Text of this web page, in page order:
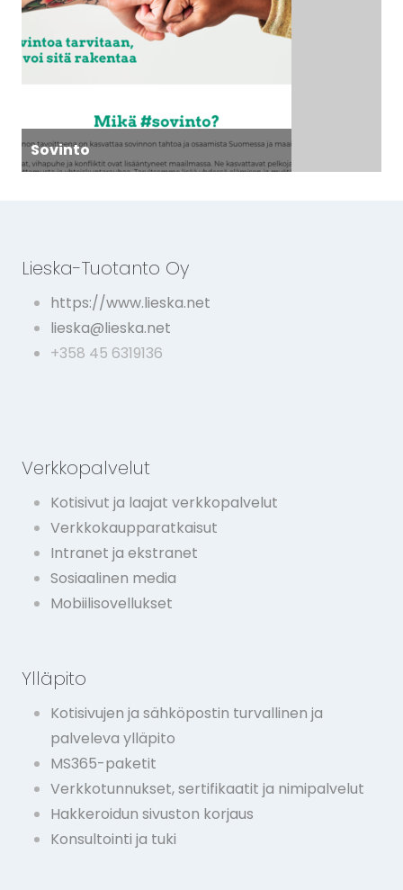
Sovinto
Lieska-Tuotanto Oy
https://www.lieska.net
lieska@lieska.net
+358 45 6319136
Verkkopalvelut
Kotisivut ja laajat verkkopalvelut
Verkkokaupparatkaisut
Intranet ja ekstranet
Sosiaalinen media
Mobiilisovellukset
Ylläpito
Kotisivujen ja sähköpostin turvallinen ja
palveleva ylläpito
MS365-paketit
Verkkotunnukset, sertifikaatit ja nimipalvelut
Hakkeroidun sivuston korjaus
Konsultointi ja tuki